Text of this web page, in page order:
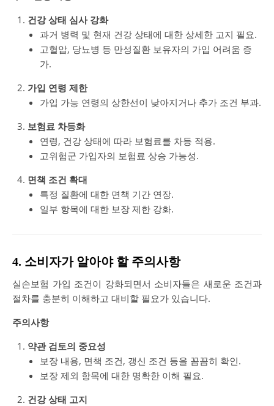
건강 상태 심사 강화
과거 병력 및 현재 건강 상태에 대한 상세한 고지 필요.
고혈압, 당뇨병 등 만성질환 보유자의 가입 어려움 증
가.
가입 연령 제한
가입 가능 연령의 상한선이 낮아지거나 추가 조건 부과.
보험료 차등화
연령, 건강 상태에 따라 보험료를 차등 적용.
고위험군 가입자의 보험료 상승 가능성.
면책 조건 확대
특정 질환에 대한 면책 기간 연장.
일부 항목에 대한 보장 제한 강화.
4. 소비자가 알아야 할 주의사항
실손보험 가입 조건이 강화되면서 소비자들은 새로운 조건과
절차를 충분히 이해하고 대비할 필요가 있습니다.
주의사항
약관 검토의 중요성
보장 내용, 면책 조건, 갱신 조건 등을 꼼꼼히 확인.
보장 제외 항목에 대한 명확한 이해 필요.
건강 상태 고지